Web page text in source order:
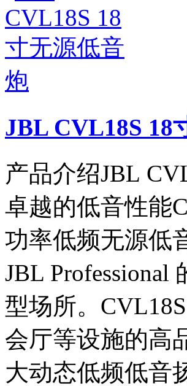
JBL CVL18S 18
产品介绍JBL
卓越的低音性能
功率低频无源低
JBL
型场所。
会厅等设施的高
大动态低频低音